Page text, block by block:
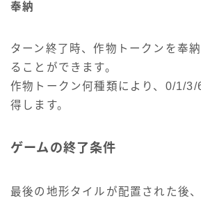
奉納
ターン終了時、作物トークンを奉
ることができます。
作物トークン何種類により、0/1/
得します。
ゲームの終了条件
最後の地形タイルが配置された後